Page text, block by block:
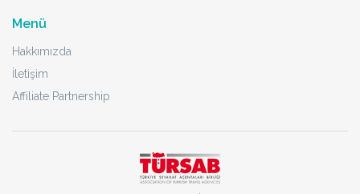
Menü
Hakkımızda
İletişim
Affiliate Partnership